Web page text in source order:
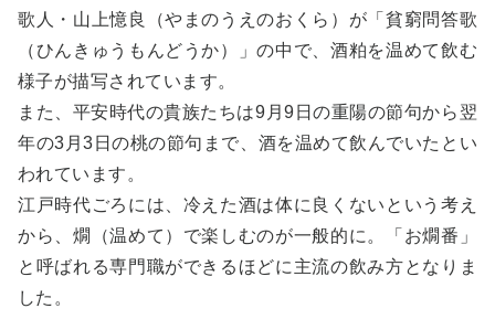
歌人・山上憶良（やまのうえのおくら）が「貧窮問答歌
（ひんきゅうもんどうか）」の中で、酒粕を温めて飲む
様子が描写されています。
また、平安時代の貴族たちは9月9日の重陽の節句から翌
年の3月3日の桃の節句まで、酒を温めて飲んでいたとい
われています。
江戸時代ごろには、冷えた酒は体に良くないという考え
から、燗（温めて）で楽しむのが一般的に。「お燗番」
と呼ばれる専門職ができるほどに主流の飲み方となりま
した。